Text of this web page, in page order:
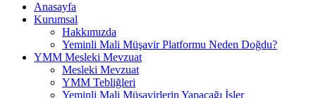
Anasayfa
Kurumsal
Hakkımızda
Yeminli Mali Müşavir Platformu Neden Doğdu?
YMM Mesleki Mevzuat
Mesleki Mevzuat
YMM Tebliğleri
Yeminli Mali Müşavirlerin Yapacağı İşler